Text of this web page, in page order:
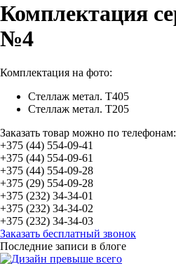
Комплектация
№4
Комплектация на фото:
Стеллаж метал. Т405
Стеллаж метал. Т205
Заказать товар можно по телефонам:
+375 (44) 554-09-41
+375 (44) 554-09-61
+375 (44) 554-09-28
+375 (29) 554-09-28
+375 (232) 34-34-01
+375 (232) 34-34-02
+375 (232) 34-34-03
Заказать бесплатный звонок
Последние записи в блоге